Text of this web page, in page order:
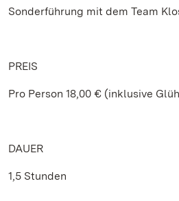
Sonderführung mit dem Team
PREIS
Pro Person 18,00 € (inklusive
DAUER
1,5 Stunden